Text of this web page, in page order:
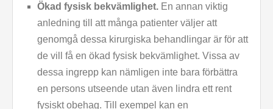
Ökad fysisk bekvämlighet. En annan viktig
anledning till att många patienter väljer att
genomgå dessa kirurgiska behandlingar är för att
de vill få en ökad fysisk bekvämlighet. Vissa av
dessa ingrepp kan nämligen inte bara förbättra
en persons utseende utan även lindra ett rent
fysiskt obehag. Till exempel kan en